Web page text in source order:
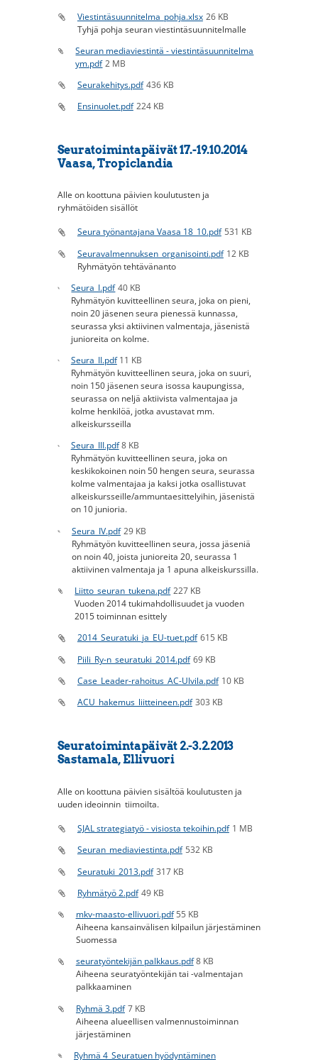
Viestintäsuunnitelma_pohja.xlsx 26 KB
Tyhjä pohja seuran viestintäsuunnitelmalle
Seuran mediaviestintä - viestintäsuunnitelma
ym.pdf 2 MB
Seurakehitys.pdf 436 KB
Ensinuolet.pdf 224 KB
Seuratoimintapäivät 17.-19.10.2014
Vaasa, Tropiclandia
Alle on koottuna päivien koulutusten ja
ryhmätöiden sisällöt
Seura työnantajana Vaasa 18_10.pdf 531 KB
Seuravalmennuksen_organisointi.pdf 12 KB
Ryhmätyön tehtävänanto
Seura_I.pdf 40 KB
Ryhmätyön kuvitteellinen seura, joka on pieni,
noin 20 jäsenen seura pienessä kunnassa,
seurassa yksi aktiivinen valmentaja, jäsenistä
junioreita on kolme.
Seura_II.pdf 11 KB
Ryhmätyön kuvitteellinen seura, joka on suuri,
noin 150 jäsenen seura isossa kaupungissa,
seurassa on neljä aktiivista valmentajaa ja
kolme henkilöä, jotka avustavat mm.
alkeiskursseilla
Seura_III.pdf 8 KB
Ryhmätyön kuvitteellinen seura, joka on
keskikokoinen noin 50 hengen seura, seurassa
kolme valmentajaa ja kaksi jotka osallistuvat
alkeiskursseille/ammuntaesittelyihin, jäsenistä
on 10 junioria.
Seura_IV.pdf 29 KB
Ryhmätyön kuvitteellinen seura, jossa jäseniä
on noin 40, joista junioreita 20, seurassa 1
aktiivinen valmentaja ja 1 apuna alkeiskurssilla.
Liitto_seuran_tukena.pdf 227 KB
Vuoden 2014 tukimahdollisuudet ja vuoden
2015 toiminnan esittely
2014_Seuratuki_ja_EU-tuet.pdf 615 KB
Piili_Ry-n_seuratuki_2014.pdf 69 KB
Case_Leader-rahoitus_AC-Ulvila.pdf 10 KB
ACU_hakemus_liitteineen.pdf 303 KB
Seuratoimintapäivät 2.-3.2.2013
Sastamala, Ellivuori
Alle on koottuna päivien sisältöä koulutusten ja
uuden ideoinnin tiimoilta.
SJAL strategiatyö - visiosta tekoihin.pdf 1 MB
Seuran_mediaviestinta.pdf 532 KB
Seuratuki_2013.pdf 317 KB
Ryhmätyö 2.pdf 49 KB
mkv-maasto-ellivuori.pdf 55 KB
Aiheena kansainvälisen kilpailun järjestäminen
Suomessa
seuratyöntekijän palkkaus.pdf 8 KB
Aiheena seuratyöntekijän tai -valmentajan
palkkaaminen
Ryhmä 3.pdf 7 KB
Aiheena alueellisen valmennustoiminnan
järjestäminen
Ryhmä 4_Seuratuen hyödyntäminen